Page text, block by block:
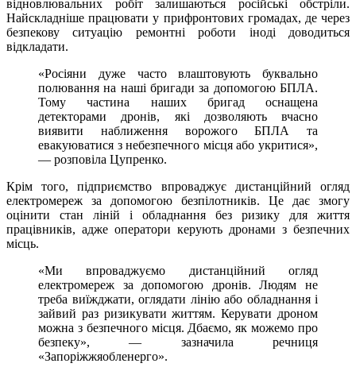
відновлювальних робіт залишаються російські обстріли.
Найскладніше працювати у прифронтових громадах, де через
безпекову ситуацію ремонтні роботи іноді доводиться
відкладати.
«Росіяни дуже часто влаштовують буквально
полювання на наші бригади за допомогою БПЛА.
Тому частина наших бригад оснащена
детекторами дронів, які дозволяють вчасно
виявити наближення ворожого БПЛА та
евакуюватися з небезпечного місця або укритися»,
— розповіла Цупренко.
Крім того, підприємство впроваджує дистанційний огляд
електромереж за допомогою безпілотників. Це дає змогу
оцінити стан ліній і обладнання без ризику для життя
працівників, адже оператори керують дронами з безпечних
місць.
«Ми впроваджуємо дистанційний огляд
електромереж за допомогою дронів. Людям не
треба виїжджати, оглядати лінію або обладнання і
зайвий раз ризикувати життям. Керувати дроном
можна з безпечного місця. Дбаємо, як можемо про
безпеку», — зазначила речниця
«Запоріжжяобленерго».